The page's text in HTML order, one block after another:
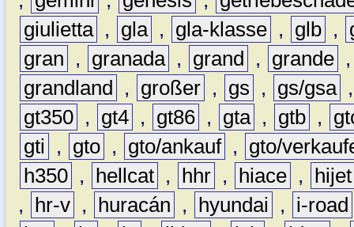
giulietta , gla , gla-klasse , glb ,
gran
, granada , grand , grande
grandland
, großer , gs , gs/gsa
gt350 , gt4 , gt86 , gta , gtb ,
gti
, gto , gto/ankauf ,
gto/
h350 , hellcat , hhr , hiace ,
hijet
,
hr-v , huracán , hyundai ,
i-road